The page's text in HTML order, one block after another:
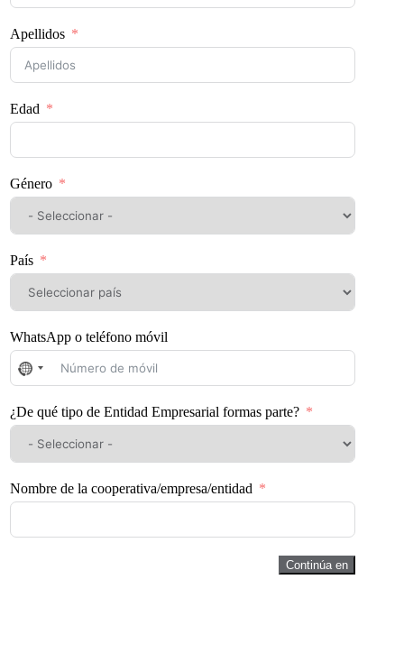
Apellidos
Edad
Género
País
WhatsApp o teléfono móvil
No
se
seleccionado
país
¿De qué tipo de Entidad Empresarial formas parte?
Nombre de la cooperativa/empresa/entidad
Continúa en